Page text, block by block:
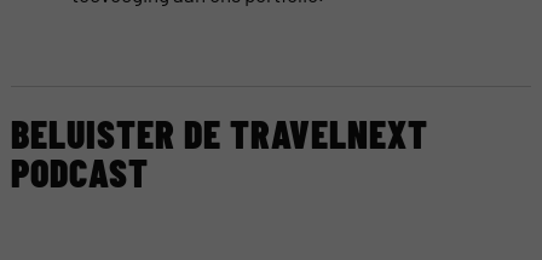
BELUISTER DE TRAVELNEXT
PODCAST